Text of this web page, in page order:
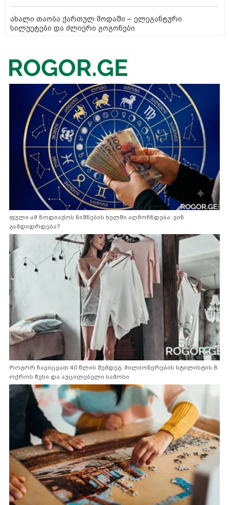
ახალი თაობა ქართულ მოდაში – ელეგანტური
სილუეტები და ძლიერი გოგონები
ფული ამ ზოდიაქოს ნიშნების ხელში აღმოჩნდება: ვინ
გამდიდრდება?
როგორ ჩავიცვათ 40 წლის შემდეგ: მილიონერების სტილისტის 8
ოქროს წესი და აუცილებელი სამოსი